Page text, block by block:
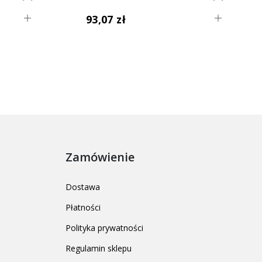
93,07 zł
Zamówienie
Dostawa
Płatności
Polityka prywatności
Regulamin sklepu